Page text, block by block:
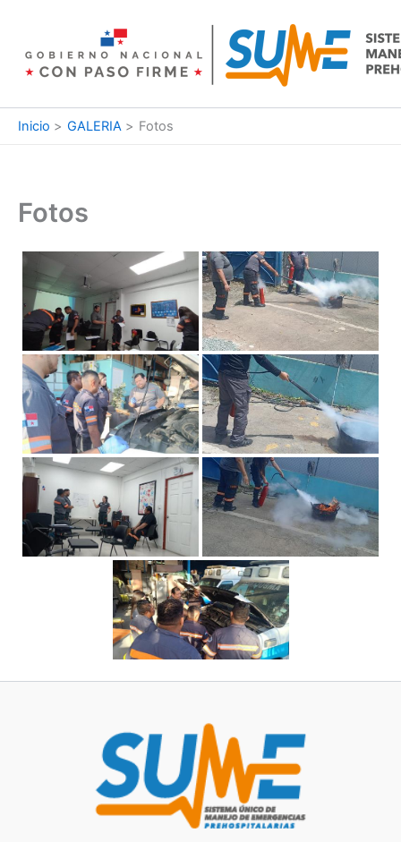
contenido
Inicio GALERIA Fotos
Fotos